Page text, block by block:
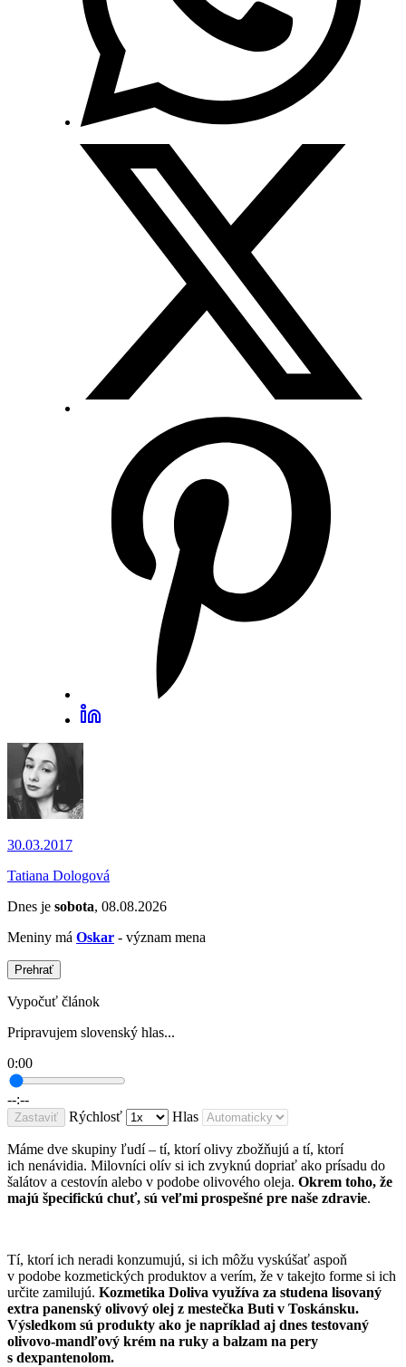
30.03.2017
Tatiana Dologová
Dnes je sobota, 08.08.2026
Meniny má Oskar - význam mena
Prehrať
Vypočuť článok
Pripravujem slovenský hlas...
0:00
--:--
Zastaviť Rýchlosť Hlas
Máme dve skupiny ľudí – tí, ktorí olivy zbožňujú a tí, ktorí
ich nenávidia. Milovníci olív si ich zvyknú dopriať ako prísadu do
šalátov a cestovín alebo v podobe olivového oleja. Okrem toho, že
majú špecifickú chuť, sú veľmi prospešné pre naše zdravie.
Tí, ktorí ich neradi konzumujú, si ich môžu vyskúšať aspoň
v podobe kozmetických produktov a verím, že v takejto forme si ich
určite zamilujú. Kozmetika Doliva využíva za studena lisovaný
extra panenský olivový olej z mestečka Buti v Toskánsku.
Výsledkom sú produkty ako je napríklad aj dnes testovaný
olivovo-mandľový krém na ruky a balzam na pery
s dexpantenolom.